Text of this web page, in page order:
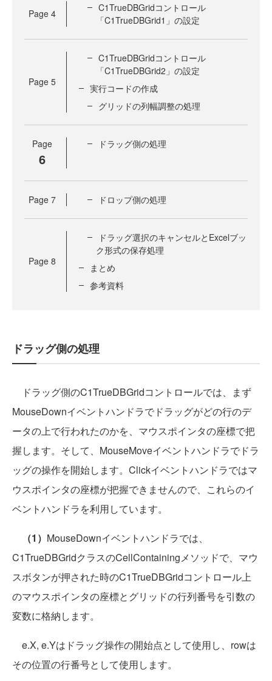
Page 4
C1TrueDBGridコントロール
「C1TrueDBGrid1」の設定
Page 5
C1TrueDBGridコントロール
「C1TrueDBGrid2」の設定
実行コードの作成
グリッドの列幅調整の処理
Page
6
ドラッグ側の処理
Page 7 ドロップ側の処理
Page 8
ドラッグ選択のキャンセルとExcelブッ
ク形式の保存処理
まとめ
参考資料
ドラッグ側の処理
ドラッグ側のC1TrueDBGridコントロールでは、まず
MouseDownイベントハンドラでドラッグがどの行のデ
ータの上で行われたのかを、マウスポインタの座標で把
握します。そして、MouseMoveイベントハンドラでドラ
ッグの操作を開始します。Clickイベントハンドラではマ
ウスポインタの座標が把握できませんので、これらのイ
ベントハンドラを利用しています。
（1） MouseDownイベントハンドラでは、
C1TrueDBGridクラスのCellContainingメソッドで、マウ
スボタンが押された時のC1TrueDBGridコントロール上
のマウスポインタの座標とグリッドの行列番号を引数の
変数に格納します。
e.X, e.Yはドラッグ操作の開始点として使用し、rowは
その位置の行番号として使用します。